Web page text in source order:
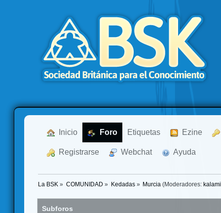
Inicio Foro Etiquetas Ezine
Registrarse Webchat Ayuda
La BSK » COMUNIDAD » Kedadas» Murcia (Moderadores:
Subforos